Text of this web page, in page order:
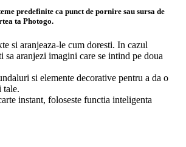
predefinite ca punct de pornire sau sursa de
ta Photogo.
si aranjeaza-le cum doresti. In cazul
sa aranjezi imagini care se intind pe doua
si elemente decorative pentru a da o
tale.
instant, foloseste functia inteligenta